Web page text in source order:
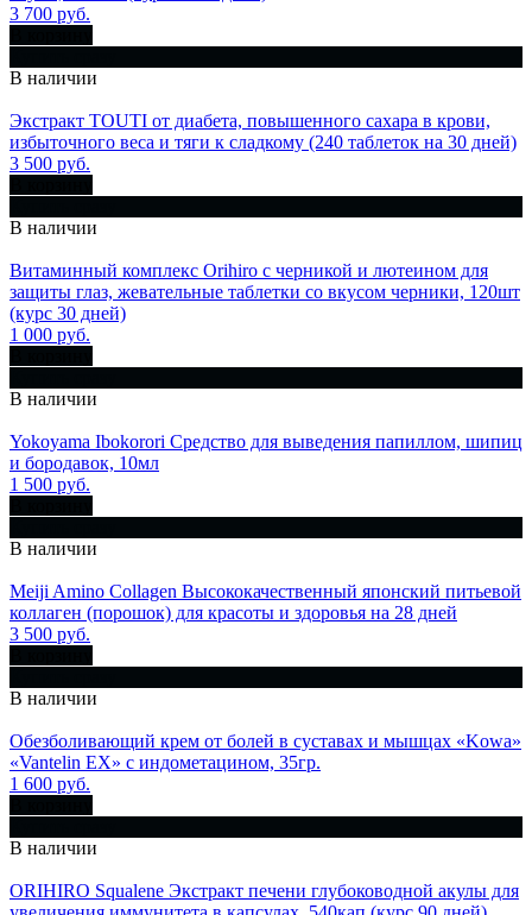
3 700 руб.
В наличии
Экстракт TOUTI от диабета, повышенного сахара в крови,
избыточного веса и тяги к сладкому (240 таблеток на 30 дней)
3 500 руб.
В наличии
Витаминный комплекс Orihiro с черникой и лютеином для
защиты глаз, жевательные таблетки со вкусом черники, 120шт
(курс 30 дней)
1 000 руб.
В наличии
Yokoyama Ibokorori Средство для выведения папиллом, шипиц
и бородавок, 10мл
1 500 руб.
В наличии
Meiji Amino Collagen Высококачественный японский питьевой
коллаген (порошок) для красоты и здоровья на 28 дней
3 500 руб.
В наличии
Обезболивающий крем от болей в суставах и мышцах «Kowa»
«Vantelin EX» с индометацином, 35гр.
1 600 руб.
В наличии
ORIHIRO Squalene Экстракт печени глубоководной акулы для